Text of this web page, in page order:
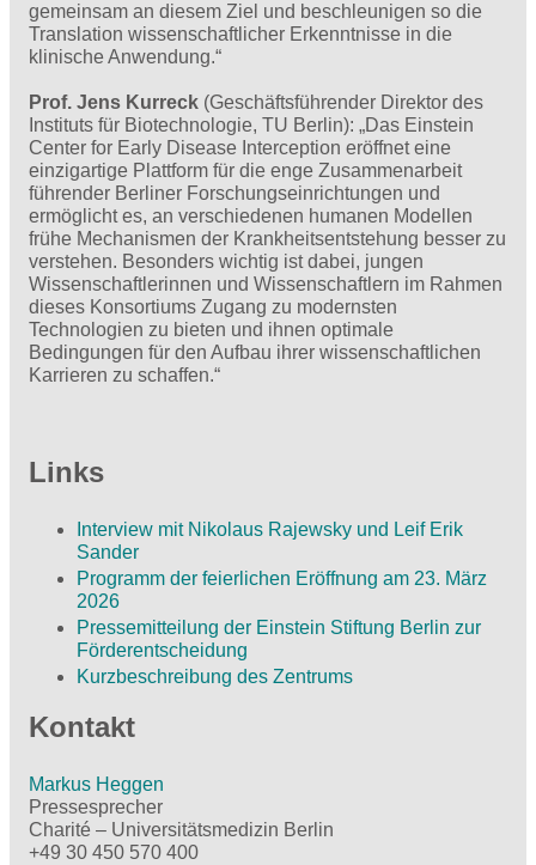
gemeinsam an diesem Ziel und beschleunigen so die
Translation wissenschaftlicher Erkenntnisse in die
klinische Anwendung.“
Prof. Jens Kurreck (Geschäftsführender Direktor des
Instituts für Biotechnologie, TU Berlin): „Das Einstein
Center for Early Disease Interception eröffnet eine
einzigartige Plattform für die enge Zusammenarbeit
führender Berliner Forschungseinrichtungen und
ermöglicht es, an verschiedenen humanen Modellen
frühe Mechanismen der Krankheitsentstehung besser zu
verstehen. Besonders wichtig ist dabei, jungen
Wissenschaftlerinnen und Wissenschaftlern im Rahmen
dieses Konsortiums Zugang zu modernsten
Technologien zu bieten und ihnen optimale
Bedingungen für den Aufbau ihrer wissenschaftlichen
Karrieren zu schaffen.“
Links
Interview mit Nikolaus Rajewsky und Leif Erik
Sander
Programm der feierlichen Eröffnung am 23. März
2026
Pressemitteilung der Einstein Stiftung Berlin zur
Förderentscheidung
Kurzbeschreibung des Zentrums
Kontakt
Markus Heggen
Pressesprecher
Charité – Universitätsmedizin Berlin
+49 30 450 570 400